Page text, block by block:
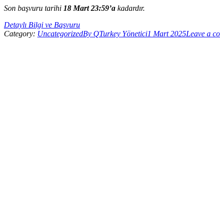
Son başvuru tarihi 18 Mart 23:59’a kadardır.
Detaylı Bilgi ve Başvuru
Category: UncategorizedBy QTurkey Yönetici1 Mart 2025Leave a